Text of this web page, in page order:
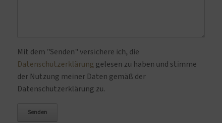
Bitte lasse dieses Feld leer.
Mit dem "Senden" versichere ich, die
Datenschutzerklärung gelesen zu haben und stimme
der Nutzung meiner Daten gemäß der
Datenschutzerklärung zu.